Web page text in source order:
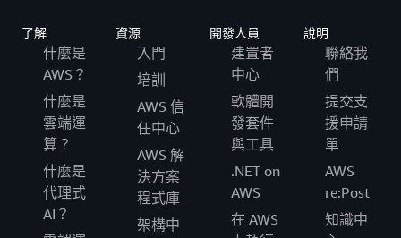
了解
什麼是
AWS？
什麼是
雲端運
算？
什麼是
代理式
AI？
資源
入門
培訓
AWS 信
任中心
AWS 解
決方案
程式庫
架構中
開發人員
建置者
中心
軟體開
發套件
與工具
.NET on
AWS
在 AWS
說明
聯絡我
們
提交支
援申請
單
AWS
re:Post
知識中